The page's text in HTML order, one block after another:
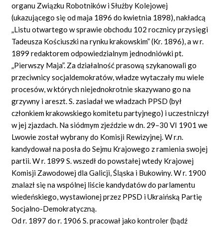
organu Związku Robotników i Służby Kolejowej
(ukazującego się od maja 1896 do kwietnia 1898), nakładcą
„Listu otwartego w sprawie obchodu 102 rocznicy przysięgi
Tadeusza Kościuszki na rynku krakowskim” (Kr. 1896), a w r.
1899 redaktorem odpowiedzialnym jednodniówki pt.
„Pierwszy Maja”. Za działalność prasową szykanowali go
przeciwnicy socjaldemokratów, władze wytaczały mu wiele
procesów, w których niejednokrotnie skazywano go na
grzywny i areszt. S. zasiadał we władzach PPSD (był
członkiem krakowskiego komitetu partyjnego) i uczestniczył
w jej zjazdach. Na siódmym zjeździe w dn. 29–30 VI 1901 we
Lwowie został wybrany do Komisji Rewizyjnej. W r.n.
kandydował na posła do Sejmu Krajowego z ramienia swojej
partii. W r. 1899 S. wszedł do powstałej wtedy Krajowej
Komisji Zawodowej dla Galicji, Śląska i Bukowiny. W r. 1900
znalazł się na wspólnej liście kandydatów do parlamentu
wiedeńskiego, wystawionej przez PPSD i Ukraińską Partię
Socjalno-Demokratyczną.
Od r. 1897 do r. 1906 S. pracował jako kontroler (bądź